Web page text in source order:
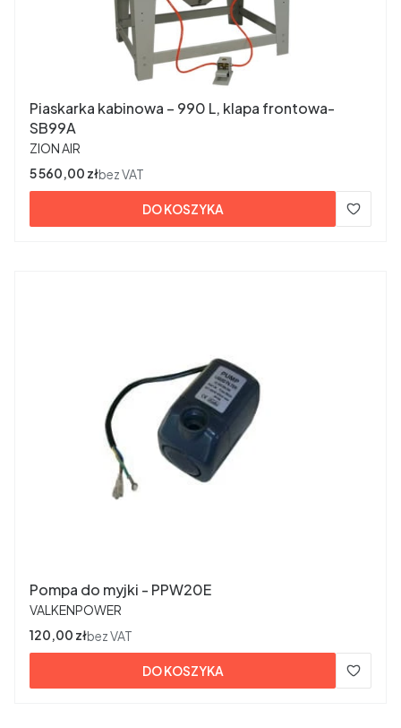
Piaskarka kabinowa – 990 L, klapa frontowa-
SB99A
PRODUCENT
ZION AIR
Cena
5 560,00 złbez VAT
DO KOSZYKA
Pompa do myjki - PPW20E
PRODUCENT
VALKENPOWER
Cena
120,00 złbez VAT
DO KOSZYKA